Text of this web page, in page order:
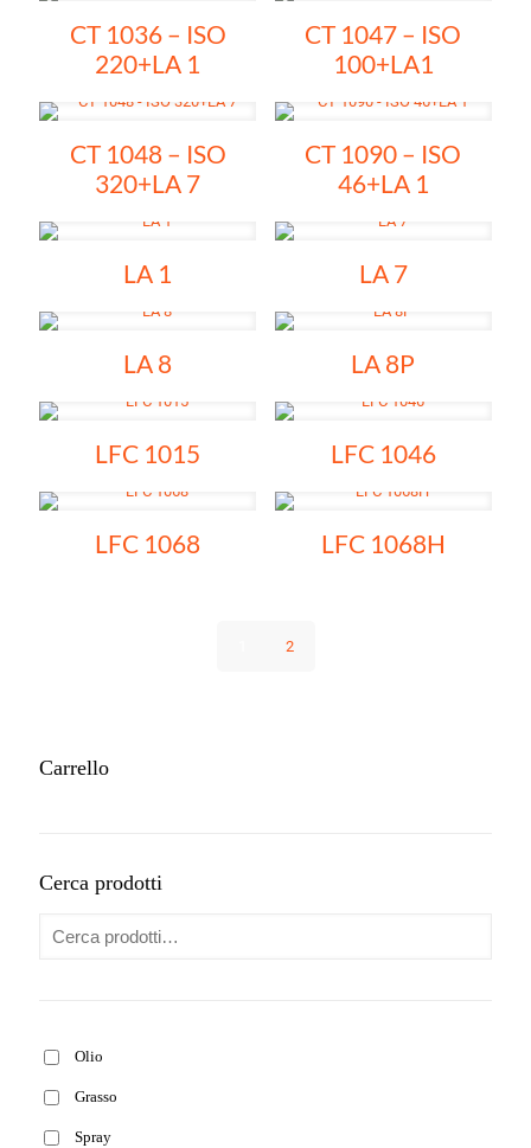
CT 1036 – ISO
220+LA 1
CT 1047 – ISO
100+LA1
CT 1048 – ISO
320+LA 7
CT 1090 – ISO
46+LA 1
LA 1 LA 7
LA 8 LA 8P
LFC 1015 LFC 1046
LFC 1068 LFC 1068H
2
Carrello
Cerca prodotti
Olio
Grasso
Spray